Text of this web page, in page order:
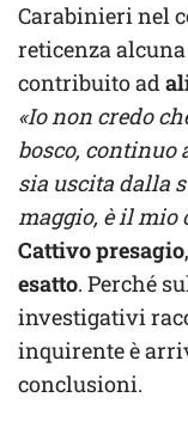
Carabinieri nel
reticenza
contribuito ad
«Io non credo
bosco, continuo
sia uscita dalla
maggio, è il mio
Cattivo presagio
esatto. Perché
investigativi
inquirente è
conclusioni.